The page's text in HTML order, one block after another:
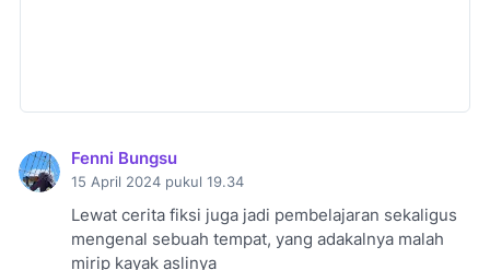
Fenni Bungsu
15 April 2024 pukul 19.34
Lewat cerita fiksi juga jadi pembelajaran sekaligus
mengenal sebuah tempat, yang adakalnya malah
mirip kayak aslinya